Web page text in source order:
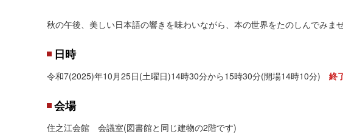
秋の午後、美しい日本語の響きを味わいながら、本の世界をたのしんでみま
日時
令和7(2025)年10月25日(土曜日)14時30分から15時30分(開場14時10分) 終
会場
住之江会館 会議室(図書館と同じ建物の2階です)